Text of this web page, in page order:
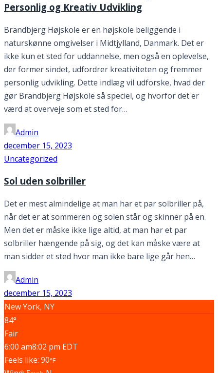
Personlig og Kreativ Udvikling
Brandbjerg Højskole er en højskole beliggende i
naturskønne omgivelser i Midtjylland, Danmark. Det er
ikke kun et sted for uddannelse, men også en oplevelse,
der former sindet, udfordrer kreativiteten og fremmer
personlig udvikling. Dette indlæg vil udforske, hvad der
gør Brandbjerg Højskole så speciel, og hvorfor det er
værd at overveje som et sted for…
Admin
december 15, 2023
Uncategorized
Sol uden solbriller
Det er mest almindelige at man har et par solbriller på,
når det er at sommeren og solen står og skinner på en.
Men det er måske ikke lige altid, at man har et par
solbriller hængende på sig, og det kan måske være at
man sidder et sted hvor man ikke bare lige går hen…
Admin
december 15, 2023
New York, NY
84°
Fair
6:00 am8:02 pm EDT
Feels like: 90°F